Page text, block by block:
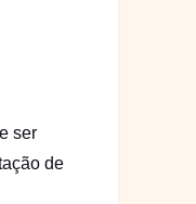
ser
de